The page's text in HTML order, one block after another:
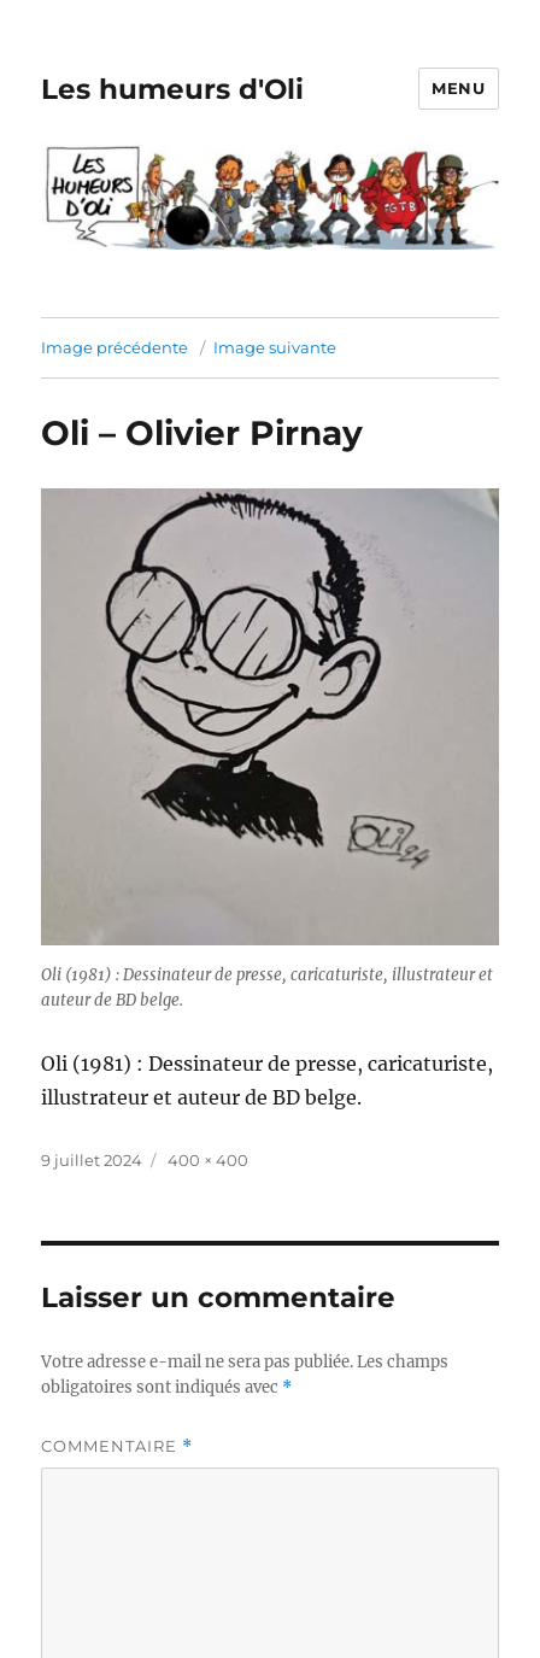
Les humeurs d'Oli MENU
Image précédente Image suivante
Oli – Olivier Pirnay
Oli (1981) : Dessinateur de presse, caricaturiste, illustrateur et
auteur de BD belge.
Oli (1981) : Dessinateur de presse, caricaturiste,
illustrateur et auteur de BD belge.
Publié
9 juillet 2024
Taille
400 × 400
Laisser un commentaire
Votre adresse e-mail ne sera pas publiée. Les champs
obligatoires sont indiqués avec *
COMMENTAIRE *